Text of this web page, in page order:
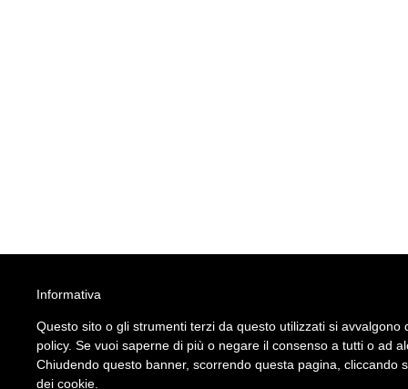
Informativa
Questo sito o gli strumenti terzi da questo utilizzati si
policy. Se vuoi saperne di più o negare il consenso a tutti o ad
Chiudendo questo banner, scorrendo questa pagina, cliccando
dei cookie.